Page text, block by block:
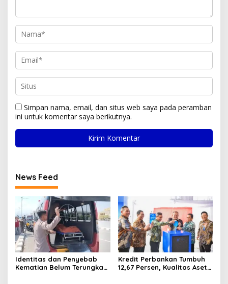
Simpan nama, email, dan situs web saya pada peramban
ini untuk komentar saya berikutnya.
News Feed
Identitas dan Penyebab
Kematian Belum Terungkap,
Kredit Perbankan Tumbuh
12,67 Persen, Kualitas Aset